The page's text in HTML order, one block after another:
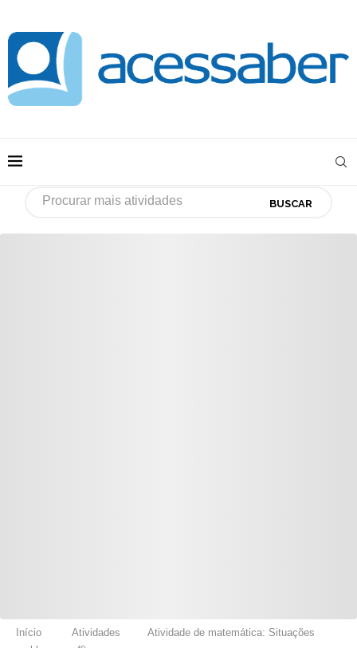
BUSCAR
Início Atividades
Atividade de matemática: Situações